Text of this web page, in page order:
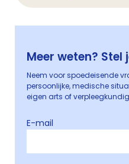
Meer weten? Stel
Neem voor spoedeisende
persoonlijke, medische
eigen arts of
E-mail